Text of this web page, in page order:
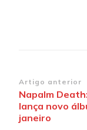
de
post
Artigo anterior
Napalm
lança novo
janeiro